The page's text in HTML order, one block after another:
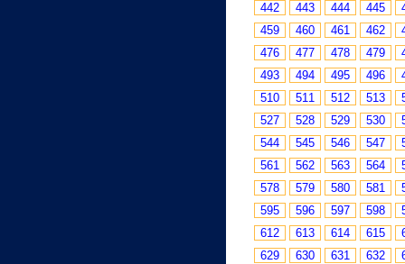
442
443 444 445
459
460 461 462
476
477 478 479
493
494 495 496
510
511 512 513
527
528 529 530
544
545 546 547
561
562 563 564
578
579 580 581
595
596 597 598
612
613 614 615
629
630 631 632